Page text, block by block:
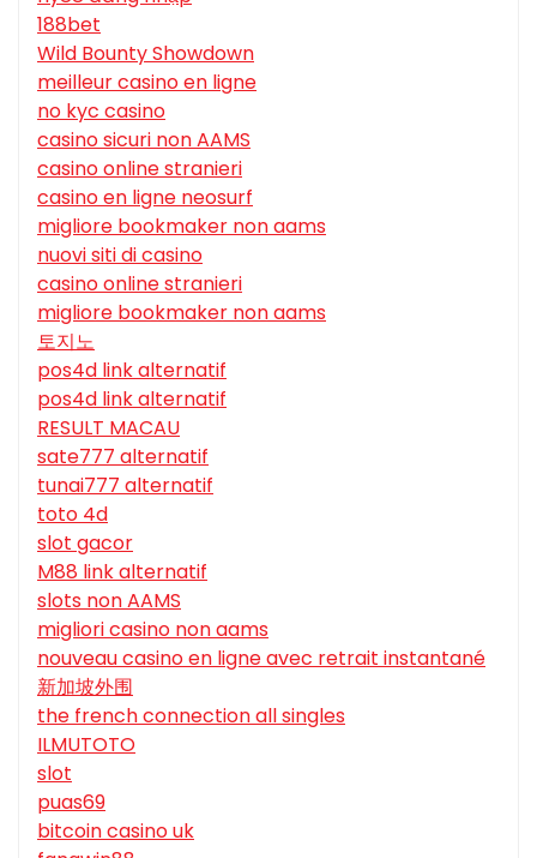
188bet
Wild Bounty Showdown
meilleur casino en ligne
no kyc casino
casino sicuri non AAMS
casino online stranieri
casino en ligne neosurf
migliore bookmaker non aams
nuovi siti di casino
casino online stranieri
migliore bookmaker non aams
토지노
pos4d link alternatif
pos4d link alternatif
RESULT MACAU
sate777 alternatif
tunai777 alternatif
toto 4d
slot gacor
M88 link alternatif
slots non AAMS
migliori casino non aams
nouveau casino en ligne avec retrait instantané
新加坡外围
the french connection all singles
ILMUTOTO
slot
puas69
bitcoin casino uk